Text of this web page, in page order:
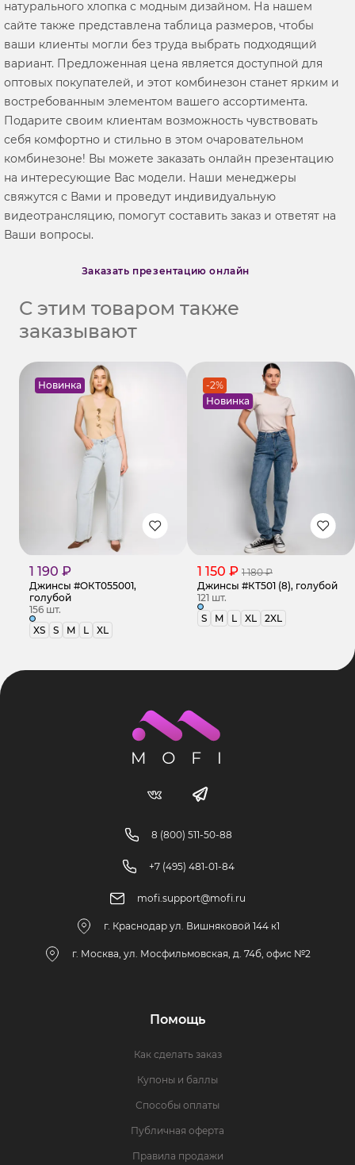
натурального хлопка с модным дизайном. На нашем
сайте также представлена таблица размеров, чтобы
ваши клиенты могли без труда выбрать подходящий
вариант. Предложенная цена является доступной для
оптовых покупателей, и этот комбинезон станет ярким и
востребованным элементом вашего ассортимента.
Подарите своим клиентам возможность чувствовать
себя комфортно и стильно в этом очаровательном
комбинезоне! Вы можете заказать онлайн презентацию
на интересующие Вас модели. Наши менеджеры
свяжутся с Вами и проведут индивидуальную
видеотрансляцию, помогут составить заказ и ответят на
Ваши вопросы.
Заказать презентацию онлайн
С этим товаром также
заказывают
Новинка
1 190 ₽
Джинсы #ОКТ055001,
голубой
156 шт.
XS
S M L XL
-2%
Новинка
1 150 ₽ 1 180 ₽
Джинсы #КТ501 (8), голубой
121 шт.
S
M L XL 2XL
8 (800) 511-50-88
+7 (495) 481-01-84
mofi.support@mofi.ru
г. Краснодар ул. Вишняковой 144 к1
г. Москва, ул. Мосфильмовская, д. 74б, офис №2
Помощь
Как сделать заказ
Купоны и баллы
Способы оплаты
Публичная оферта
Правила продажи